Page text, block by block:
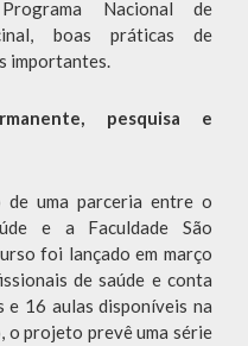
Nacional de
boas práticas de
importantes.
pesquisa e
uma parceria entre o
e a Faculdade São
foi lançado em março
de saúde e conta
e 16 aulas disponíveis na
o projeto prevê uma série